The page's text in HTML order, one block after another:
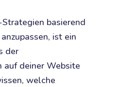
basierend
ist ein
der
auf deiner Website
welche